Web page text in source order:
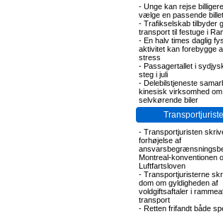
- Unge kan rejse
vælge en passende
- Trafikselskab tilbyder
transport til festuge i
- En halv times daglig
aktivitet kan forebygge
stress
- Passagertallet i
steg i juli
- Delebilstjeneste
kinesisk virksomhed om
selvkørende biler
- Transportjuristen
forhøjelse af
Montreal-konventionen
Luftfartsloven
- Transportjuristerne
dom om gyldigheden af
voldgiftsaftaler i
transport
- Retten frifandt både